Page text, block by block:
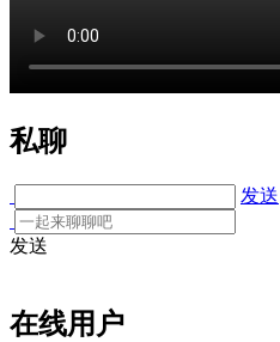
私聊
发送
发送
在线用户